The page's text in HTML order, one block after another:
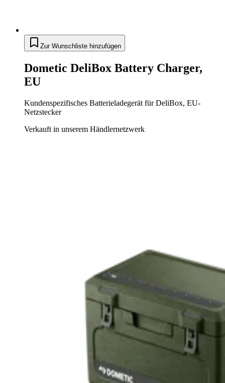
Zur Wunschliste hinzufügen
Dometic DeliBox Battery Charger,
EU
Kundenspezifisches Batterieladegerät für DeliBox, EU-
Netzstecker
Verkauft in unserem Händlernetzwerk